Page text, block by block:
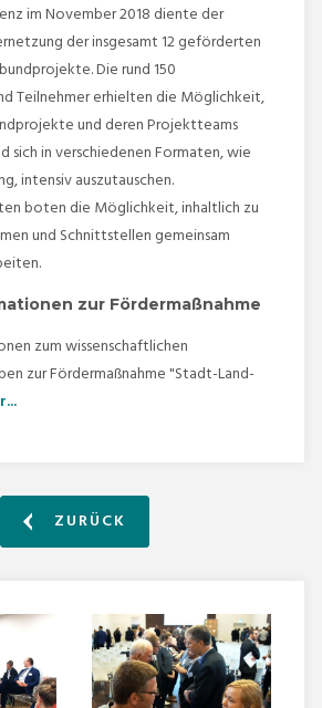
im November 2018 diente der
der insgesamt 12 geförderten
Die rund 150
Teilnehmer erhielten die Möglichkeit,
und deren Projektteams
sich in verschiedenen Formaten, wie
intensiv auszutauschen.
boten die Möglichkeit, inhaltlich zu
und Schnittstellen gemeinsam
zur Fördermaßnahme
zum wissenschaftlichen
zur Fördermaßnahme "Stadt-Land-
ZURÜCK